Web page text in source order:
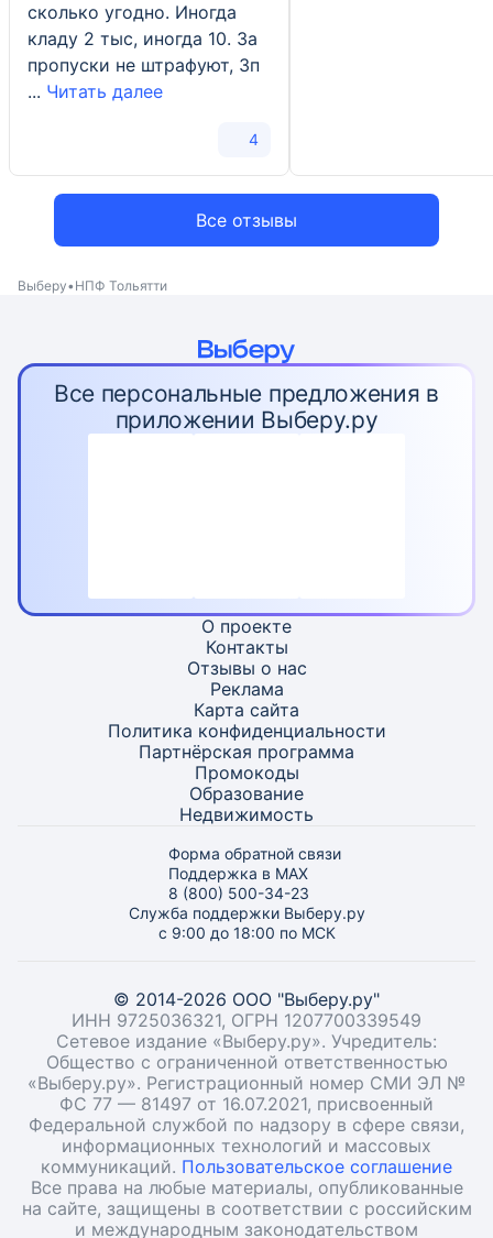
Все отзывы
сколько угодно. Иногда
кладу 2 тыс, иногда 10. За
пропуски не штрафуют, Зп
... Читать далее
4
Выберу НПФ Тольятти
Все персональные предложения в
приложении Выберу.ру
О проекте
Контакты
Отзывы о нас
Реклама
Карта сайта
Политика конфиденциальности
Партнёрская программа
Промокоды
Образование
Недвижимость
Форма обратной связи
Поддержка в MAX
8 (800) 500-34-23
Служба поддержки Выберу.ру
с 9:00 до 18:00 по МСК
© 2014-2026 ООО "Выберу.ру"
ИНН 9725036321, ОГРН 1207700339549
Сетевое издание «Выберу.ру». Учредитель:
Общество с ограниченной ответственностью
«Выберу.ру». Регистрационный номер СМИ ЭЛ №
ФС 77 — 81497 от 16.07.2021, присвоенный
Федеральной службой по надзору в сфере связи,
информационных технологий и массовых
коммуникаций. Пользовательское соглашение
Все права на любые материалы, опубликованные
на сайте, защищены в соответствии с российским
и международным законодательством